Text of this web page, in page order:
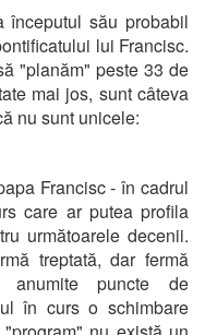
său probabil
lui Francisc.
"planăm" peste 33 de
mai jos, sunt câteva
nu sunt unicele:
Francisc - în cadrul
care ar putea profila
următoarele decenii.
treptată, dar fermă
puncte de
în curs o schimbare